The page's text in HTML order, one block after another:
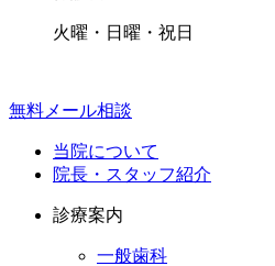
火曜・日曜・祝日
無料メール相談
当院について
院長・スタッフ紹介
診療案内
一般歯科